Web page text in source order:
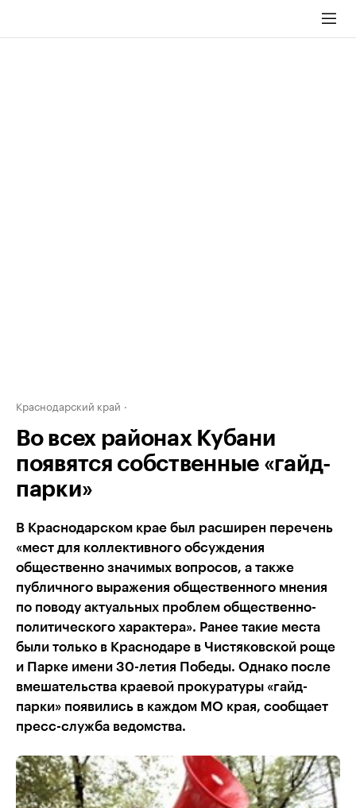
Краснодарский край
Во всех районах Кубани
появятся собственные «гайд-
парки»
В Краснодарском крае был расширен перечень
«мест для коллективного обсуждения
общественно значимых вопросов, а также
публичного выражения общественного мнения
по поводу актуальных проблем общественно-
политического характера». Ранее такие места
были только в Краснодаре в Чистяковской роще
и Парке имени 30-летия Победы. Однако после
вмешательства краевой прокуратуры «гайд-
парки» появились в каждом МО края, сообщает
пресс-служба ведомства.